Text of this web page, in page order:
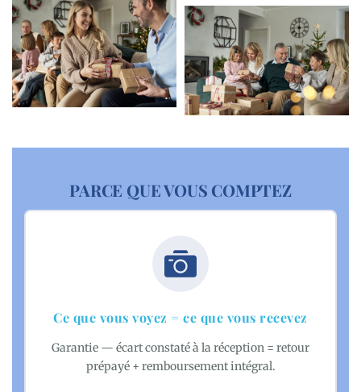
PARCE QUE VOUS COMPTEZ
Ce que vous voyez = ce que vous recevez
Garantie — écart constaté à la réception = retour
prépayé + remboursement intégral.